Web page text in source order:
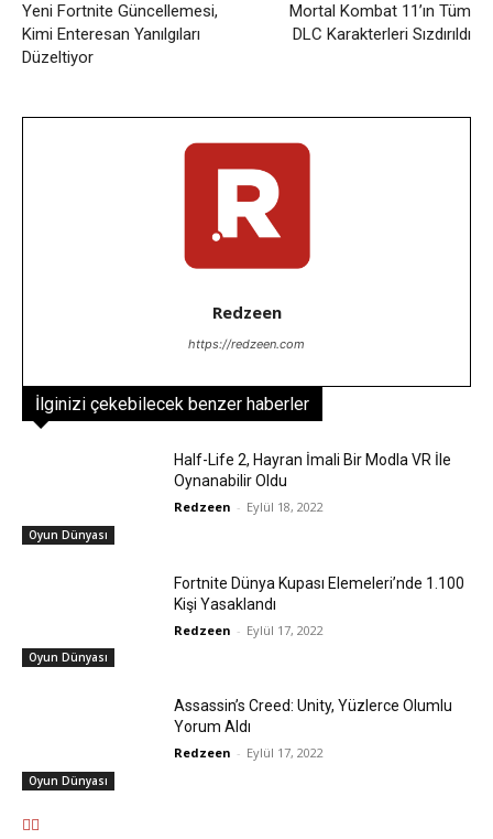
Yeni Fortnite Güncellemesi,
Kimi Enteresan Yanılgıları
Düzeltiyor
Mortal Kombat 11’ın Tüm
DLC Karakterleri Sızdırıldı
Redzeen
https://redzeen.com
İlginizi çekebilecek benzer haberler
Oyun Dünyası
Half-Life 2, Hayran İmali Bir Modla VR İle
Oynanabilir Oldu
Redzeen - Eylül 18, 2022
Oyun Dünyası
Fortnite Dünya Kupası Elemeleri’nde 1.100
Kişi Yasaklandı
Redzeen - Eylül 17, 2022
Oyun Dünyası
Assassin’s Creed: Unity, Yüzlerce Olumlu
Yorum Aldı
Redzeen - Eylül 17, 2022